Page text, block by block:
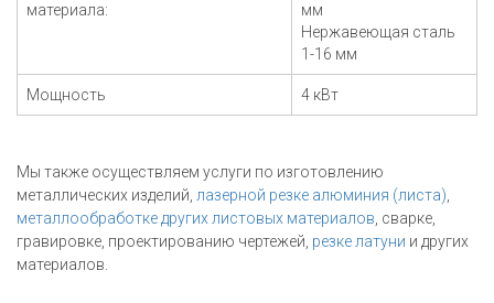
материала:
мм
Нержавеющая сталь
1-16 мм
Мощность 4 кВт
Мы также осуществляем услуги по изготовлению
металлических изделий, лазерной резке алюминия (листа)
металлообработке других листовых материалов , сварке,
гравировке, проектированию чертежей, резке латуни и других
материалов.